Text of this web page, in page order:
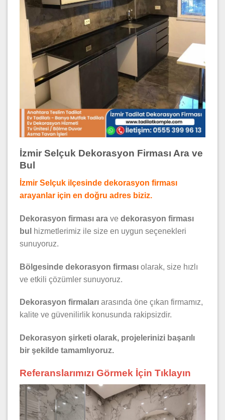
İzmir Selçuk Dekorasyon Firması Ara ve
Bul
İzmir Selçuk ilçesinde dekorasyon firması
arayanlar için en doğru adres biziz.
Dekorasyon firması ara ve dekorasyon firması
bul
hizmetlerimiz ile size en uygun seçenekleri
sunuyoruz.
Bölgesinde dekorasyon firması olarak, size hızlı
ve etkili çözümler sunuyoruz.
Dekorasyon firmaları arasında öne çıkan firmamız,
kalite ve güvenilirlik konusunda rakipsizdir.
Dekorasyon şirketi olarak, projelerinizi başarılı
bir şekilde tamamlıyoruz.
Referanslarımızı Görmek İçin Tıklayın